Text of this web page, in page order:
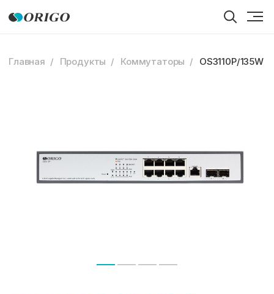
Главная Продукты Коммутаторы OS3110P/135W